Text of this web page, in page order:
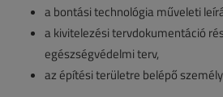
a bontási technológia műveleti
a kivitelezési tervdokumentáció
egészségvédelmi terv,
az építési területre belépő